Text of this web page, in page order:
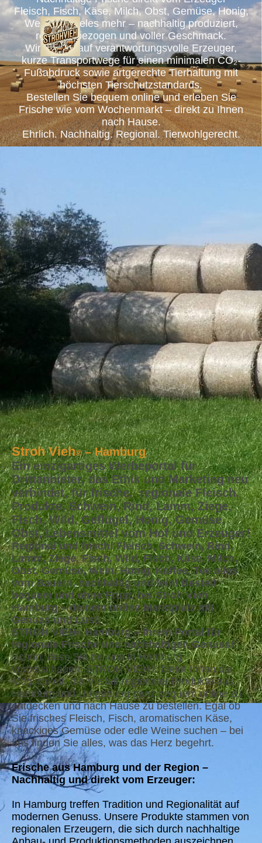
Fleisch, Fisch, Käse, Milch, Obst, Gemüse, Honig,
Wein und vieles mehr – nachhaltig produziert,
regional bezogen und voller Geschmack.
Wir setzen auf verantwortungsvolle Erzeuger,
kurze Transportwege für einen minimalen CO₂-
Fußabdruck sowie artgerechte Tierhaltung mit
höchsten Tierschutzstandards.
Bestellen Sie bequem online und erleben Sie
Frische wie vom Wochenmarkt – direkt zu Ihnen
nach Hause.
Ehrlich. Nachhaltig. Regional. Tierwohlgerecht.
Stroh Vieh®– Hamburg
Ein einzigartiges Werbeportal für
Drittanbieter, das Ethik und Marketing neu
verbindet, für frische, regionale Fleisch,
Produkte, Schwein, Rind, Lamm, Ziege,
Fisch, Wild, Geflügel, Honig, Gemüse,
Obst, Lebensmittel vom Hof und Erzeuger!
Regional und frisch! Fleisch, Schwein, Rind,
Lamm, Ziege, Fisch, Wild, Fisch, Käse, Milch,
Obst, Gemüse, Wein, Honig, Kaffee, Tee alles
vom Bauern, nachhaltig und fein! Bestell
bequem und ohne Frust, bei Stroh Vieh
Hamburg – deinem online Marktplatz mit
Genuss und Lust!
STROH VIEH®Hamburg – Ihrem Portal für
regionale Frische und nachhaltigen Genuss!
Schön, dass Sie bei uns in Hamburg
vorbeischauen! STROH VIEH® bietet Ihnen die
Möglichkeit, die Vielfalt regionaler Produkte aus
Hamburg und Umgebung ganz bequem online zu
entdecken und nach Hause zu bestellen. Egal ob
Sie frisches Fleisch, Fisch, aromatischen Käse,
knackiges Gemüse oder edle Weine suchen – bei
uns finden Sie alles, was das Herz begehrt.
Frische aus Hamburg und der Region –
Nachhaltig und direkt vom Erzeuger:
In Hamburg treffen Tradition und Regionalität auf
modernen Genuss. Unsere Produkte stammen von
regionalen Erzeugern, die sich durch nachhaltige